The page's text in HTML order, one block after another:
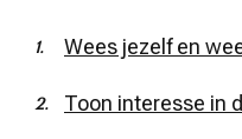
Wees jezelf en
Toon interesse in